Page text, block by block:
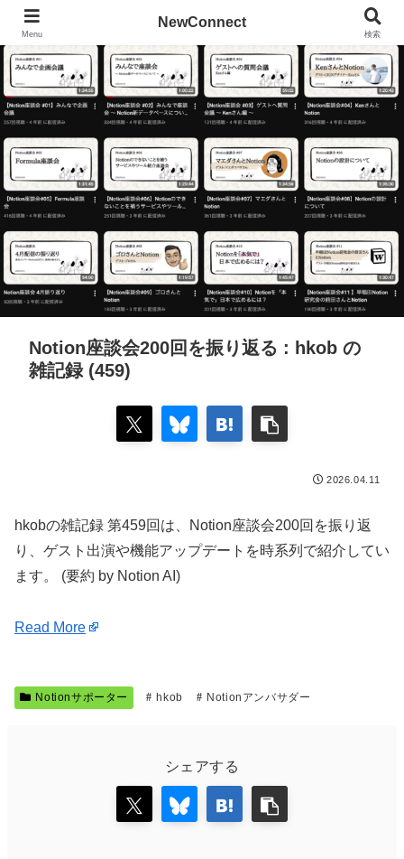
Notion座談会200回を振り返る : hkob の
雑記録 (459)
2026.04.11
hkobの雑記録 第459回は、Notion座談会200回を振り返
り、ゲスト出演や機能アップデートを時系列で紹介してい
ます。 (要約 by Notion AI)
Read More
Notionサポーター hkob Notionアンバサダー
シェアする
Menu
NewConnect
検索